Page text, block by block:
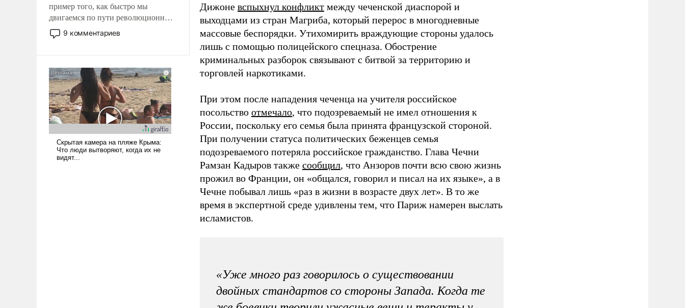
пример того, как быстро мы
двигаемся по пути революционных
изменений. То, что несколько лет
назад было образом для
9 комментариев
Дижоне вспыхнул конфликт между чеченской диаспорой и
выходцами из стран Магриба, который перерос в многодневные
массовые беспорядки. Утихомирить враждующие стороны удалось
лишь с помощью полицейского спецназа. Обострение
криминальных разборок связывают с битвой за территорию и
торговлей наркотиками.
При этом после нападения чеченца на учителя российское
посольство отмечало, что подозреваемый не имел отношения к
России, поскольку его семья была принята французской стороной.
При получении статуса политических беженцев семья
подозреваемого потеряла российское гражданство. Глава Чечни
Рамзан Кадыров также сообщил, что Анзоров почти всю свою жизнь
прожил во Франции, он «общался, говорил и писал на их языке», а в
Чечне побывал лишь «раз в жизни в возрасте двух лет». В то же
время в экспертной среде удивлены тем, что Париж намерен выслать
исламистов.
«Уже много раз говорилось о существовании
двойных стандартов со стороны Запада. Когда те